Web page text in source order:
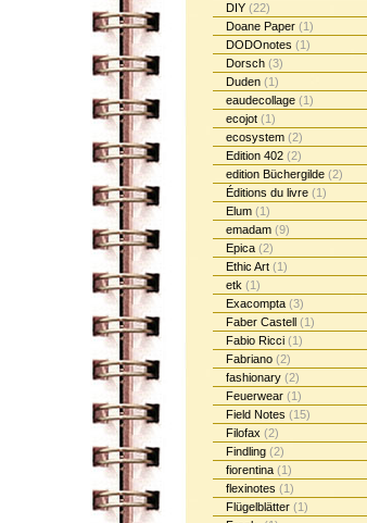
DIY (22)
Doane Paper (1)
DODOnotes (1)
Dorsch (3)
Duden (1)
eaudecollage (1)
ecojot (1)
ecosystem (2)
Edition 402 (2)
edition Büchergilde (2)
Éditions du livre (1)
Elum (1)
emadam (9)
Epica (2)
Ethic Art (1)
etk (1)
Exacompta (3)
Faber Castell (1)
Fabio Ricci (1)
Fabriano (2)
fashionary (2)
Feuerwear (1)
Field Notes (15)
Filofax (2)
Findling (2)
fiorentina (1)
flexinotes (1)
Flügelblätter (1)